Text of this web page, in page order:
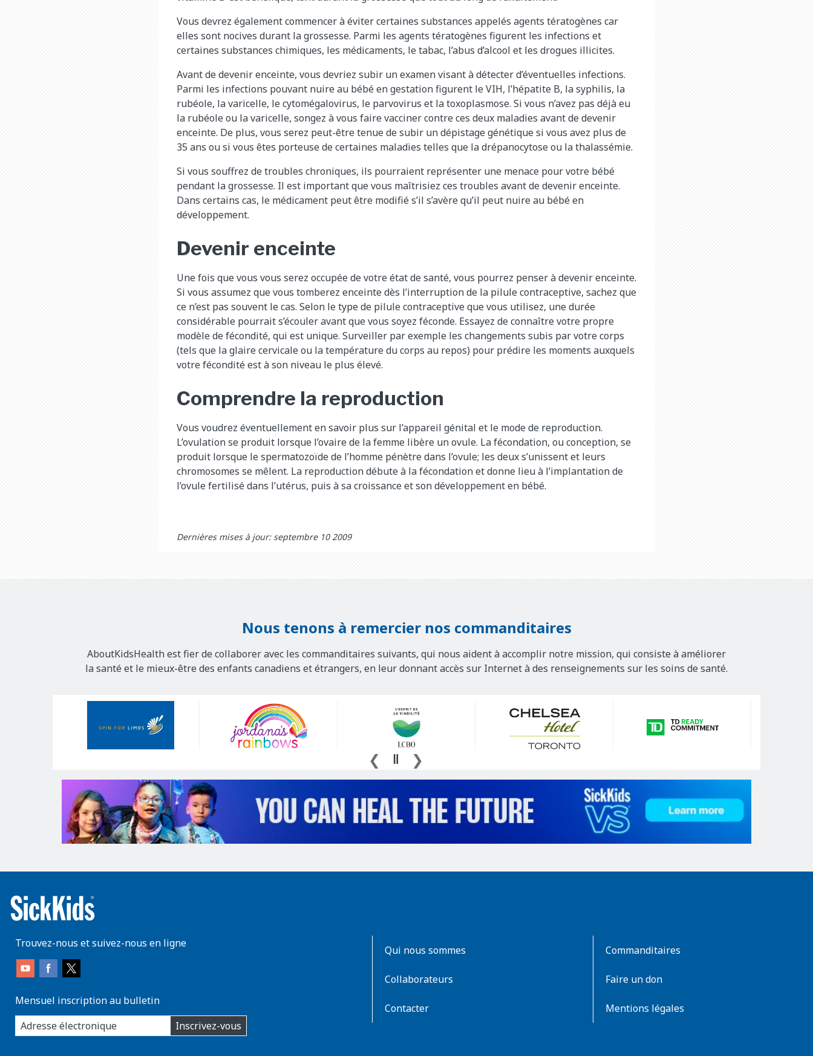
Vous devrez également commencer à éviter certaines substances appelés agents tératogènes car
elles sont nocives durant la grossesse. Parmi les agents tératogènes figurent les infections et
certaines substances chimiques, les médicaments, le tabac, l’abus d’alcool et les drogues illicites.
Avant de devenir enceinte, vous devriez subir un examen visant à détecter d’éventuelles infections.
Parmi les infections pouvant nuire au bébé en gestation figurent le VIH, l’hépatite B, la syphilis, la
rubéole, la varicelle, le cytomégalovirus, le parvovirus et la toxoplasmose. Si vous n’avez pas déjà eu
la rubéole ou la varicelle, songez à vous faire vacciner contre ces deux maladies avant de devenir
enceinte. De plus, vous serez peut-être tenue de subir un dépistage génétique si vous avez plus de
35 ans ou si vous êtes porteuse de certaines maladies telles que la drépanocytose ou la thalassémie.
Si vous souffrez de troubles chroniques, ils pourraient représenter une menace pour votre bébé
pendant la grossesse. Il est important que vous maîtrisiez ces troubles avant de devenir enceinte.
Dans certains cas, le médicament peut être modifié s’il s’avère qu’il peut nuire au bébé en
développement.
Devenir enceinte
Une fois que vous vous serez occupée de votre état de santé, vous pourrez penser à devenir enceinte.
Si vous assumez que vous tomberez enceinte dès l’interruption de la pilule contraceptive, sachez que
ce n’est pas souvent le cas. Selon le type de pilule contraceptive que vous utilisez, une durée
considérable pourrait s’écouler avant que vous soyez féconde. Essayez de connaître votre propre
modèle de fécondité, qui est unique. Surveiller par exemple les changements subis par votre corps
(tels que la glaire cervicale ou la température du corps au repos) pour prédire les moments auxquels
votre fécondité est à son niveau le plus élevé.
Comprendre la reproduction
Vous voudrez éventuellement en savoir plus sur l’appareil génital et le mode de reproduction.
L’ovulation se produit lorsque l’ovaire de la femme libère un ovule. La fécondation, ou conception, se
produit lorsque le spermatozoïde de l’homme pénètre dans l’ovule; les deux s’unissent et leurs
chromosomes se mêlent. La reproduction débute à la fécondation et donne lieu à l’implantation de
l’ovule fertilisé dans l’utérus, puis à sa croissance et son développement en bébé.
Dernières mises à jour: septembre 10 2009
Nous tenons à remercier nos commanditaires
AboutKidsHealth est fier de collaborer avec les commanditaires suivants, qui nous aident à accomplir notre mission, qui consiste à améliorer
la santé et le mieux-être des enfants canadiens et étrangers, en leur donnant accès sur Internet à des renseignements sur les soins de santé.
Trouvez-nous et suivez-nous en ligne
Mensuel inscription au bulletin
enter
you
email
Inscrivez-vous
Qui nous sommes
Collaborateurs
Contacter
Commanditaires
Faire un don
Mentions légales